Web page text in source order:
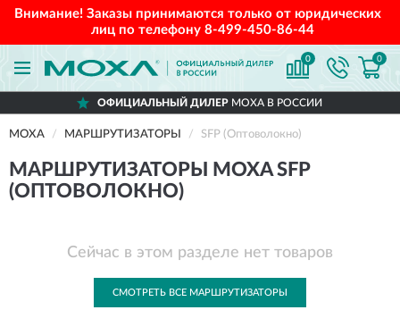
Внимание! Заказы принимаются только от юридических
лиц по телефону 8-499-450-86-44
0 0
ОФИЦИАЛЬНЫЙ ДИЛЕРMOXA В РОССИИ
MOXA МАРШРУТИЗАТОРЫ SFP (Оптоволокно)
МАРШРУТИЗАТОРЫ MOXA SFP
(ОПТОВОЛОКНО)
Сейчас в этом разделе нет товаров
СМОТРЕТЬ ВСЕ МАРШРУТИЗАТОРЫ